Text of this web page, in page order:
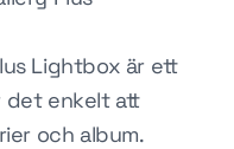
Lightbox är ett
det enkelt att
och album.